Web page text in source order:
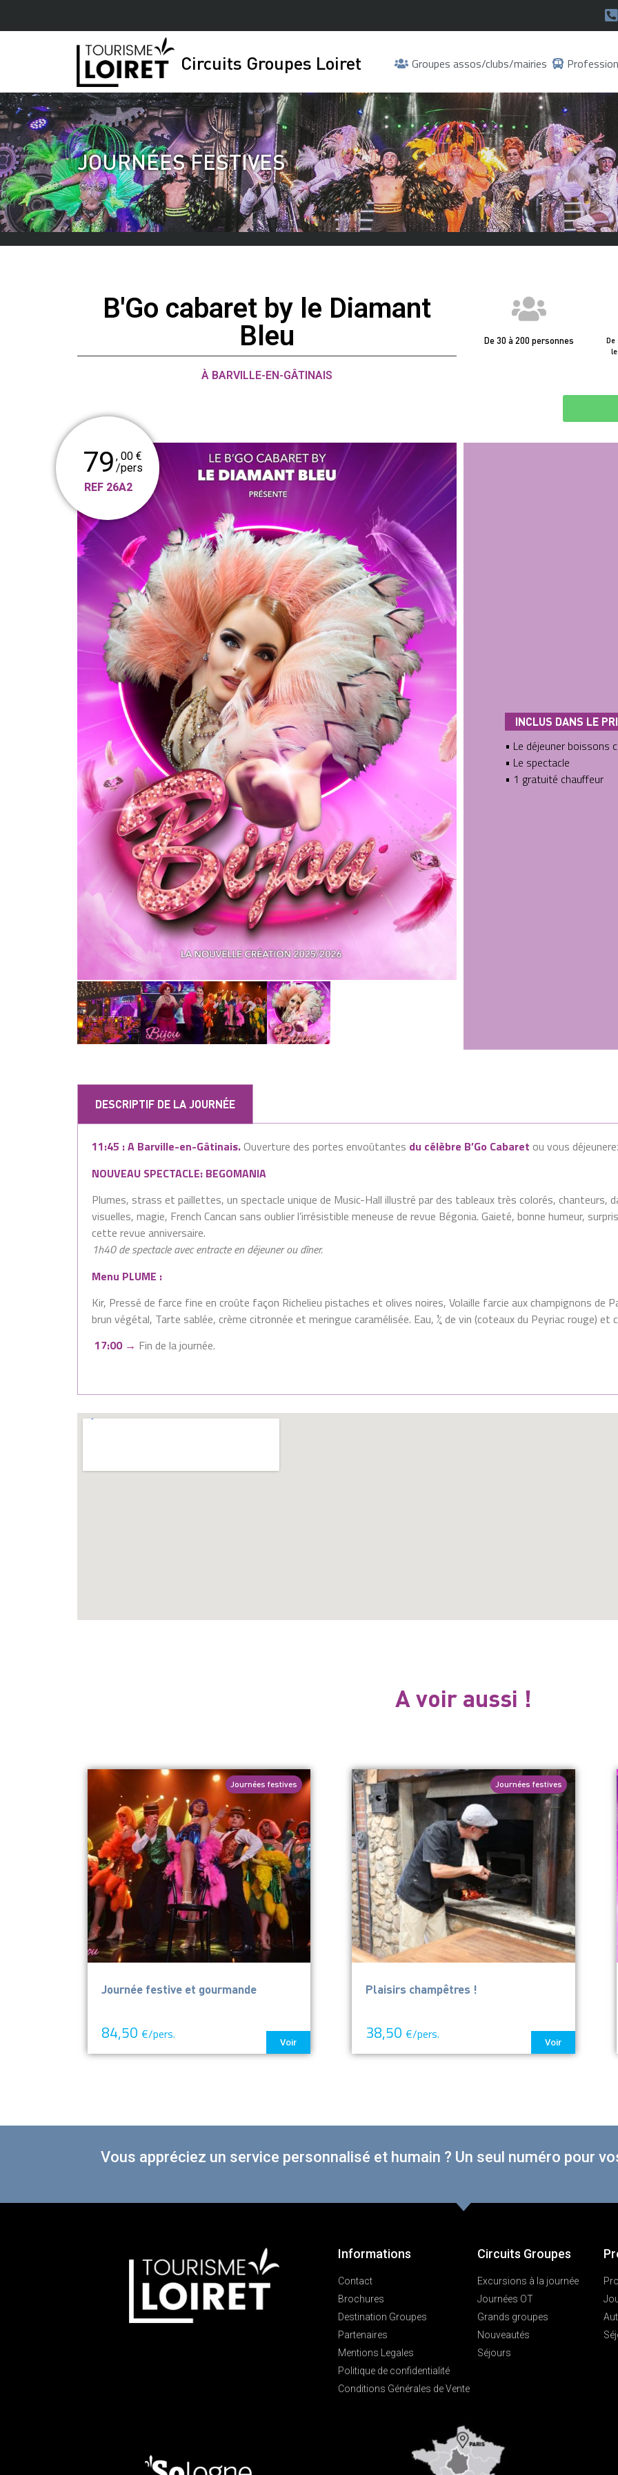
Circuits Groupes Loiret Groupes assos/clubs/mairies
JOURNÉES FESTIVES
B'Go cabaret by le Diamant
Bleu
À BARVILLE-EN-GÂTINAIS
De 30 à 200 personnes
De
REF 26A2
79 , 00 €
/pers
INCLUS DANS LE
• Le déjeuner boissons
• Le spectacle
• 1 gratuité chauffeur
DESCRIPTIF DE LA JOURNÉE
11:45 :A Barville-en-Gâtinais.Ouverture des portes envoûtantes du célèbre B’Go Cabaret ou vous
NOUVEAU SPECTACLE: BEGOMANIA
Plumes, strass et paillettes, un spectacle unique de Music-Hall illustré par des tableaux très colorés, chanteurs,
visuelles, magie, French Cancan sans oublier l’irrésistible meneuse de revue Bégonia. Gaieté, bonne humeur,
cette revue anniversaire.
1h40 de spectacle avec entracte en déjeuner ou dîner.
Menu PLUME :
Kir, Pressé de farce fine en croûte façon Richelieu pistaches et olives noires, Volaille farcie aux champignons de
brun végétal, Tarte sablée, crème citronnée et meringue caramélisée. Eau, ¼ de vin (coteaux du Peyriac rouge) et
17:00 → Fin de la journée.
A voir aussi !
Journée festive et gourmande
84,50 €/pers.
Voir
Journées festives
Plaisirs champêtres !
38,50 €/pers.
Voir
Journées festives
Vous appréciez un service personnalisé et humain ? Un seul numéro pour
Informations
Contact
Brochures
Destination Groupes
Partenaires
Mentions Legales
Politique de confidentialité
Conditions Générales de Vente
Circuits Groupes
Excursions à la journée
Journées OT
Grands groupes
Nouveautés
Séjours